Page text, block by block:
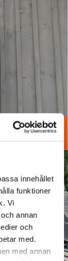
innehållet
funktioner
Vi
annan
och
med.
med annan
